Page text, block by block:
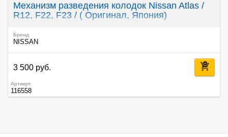
Механизм разведения колодок Nissan Atlas /
R12, F22, F23 / ( Оригинал, Япония)
Бренд
NISSAN
3 500 руб.
Артикул
116558